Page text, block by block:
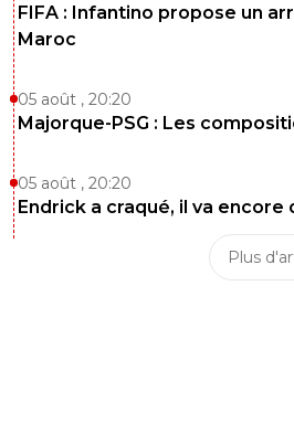
FIFA : Infantino propose un
Maroc
05 août , 20:20
Majorque-PSG : Les
05 août , 20:20
Endrick a craqué, il va encore
Plus